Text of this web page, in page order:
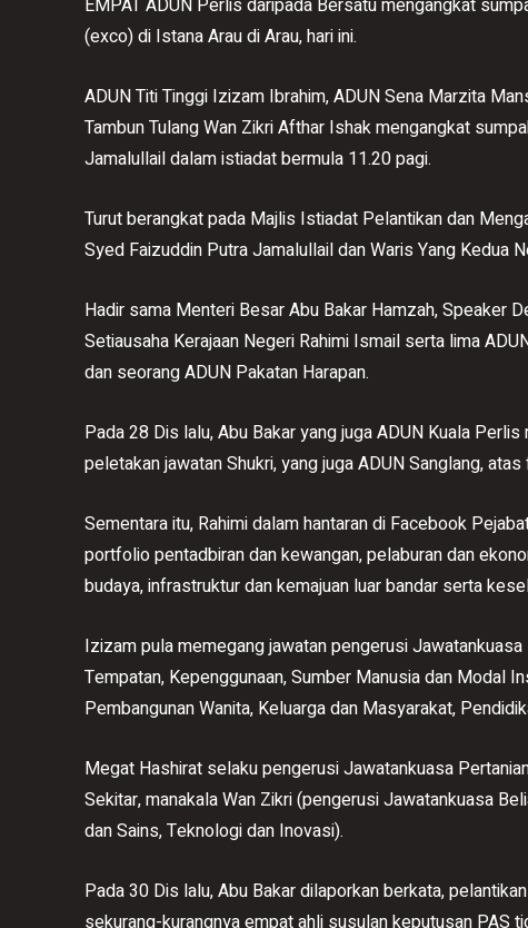
EMPAT ADUN Perlis daripada Bersatu mengangkat
(exco) di Istana Arau di Arau, hari ini.
ADUN Titi Tinggi Izizam Ibrahim, ADUN Sena Marzita
Tambun Tulang Wan Zikri Afthar Ishak mengangkat
Jamalullail dalam istiadat bermula 11.20 pagi.
Turut berangkat pada Majlis Istiadat Pelantikan dan
Syed Faizuddin Putra Jamalullail dan Waris Yang Kedua
Hadir sama Menteri Besar Abu Bakar Hamzah, Speaker
Setiausaha Kerajaan Negeri Rahimi Ismail serta lima
dan seorang ADUN Pakatan Harapan.
Pada 28 Dis lalu, Abu Bakar yang juga ADUN Kuala
peletakan jawatan Shukri, yang juga ADUN Sanglang,
Sementara itu, Rahimi dalam hantaran di Facebook
portfolio pentadbiran dan kewangan, pelaburan dan
budaya, infrastruktur dan kemajuan luar bandar serta
Izizam pula memegang jawatan pengerusi
Tempatan, Kepenggunaan, Sumber Manusia dan Modal
Pembangunan Wanita, Keluarga dan Masyarakat,
Megat Hashirat selaku pengerusi Jawatankuasa
Sekitar, manakala Wan Zikri (pengerusi Jawatankuasa
dan Sains, Teknologi dan Inovasi).
Pada 30 Dis lalu, Abu Bakar dilaporkan berkata,
sekurang-kurangnya empat ahli susulan keputusan PAS